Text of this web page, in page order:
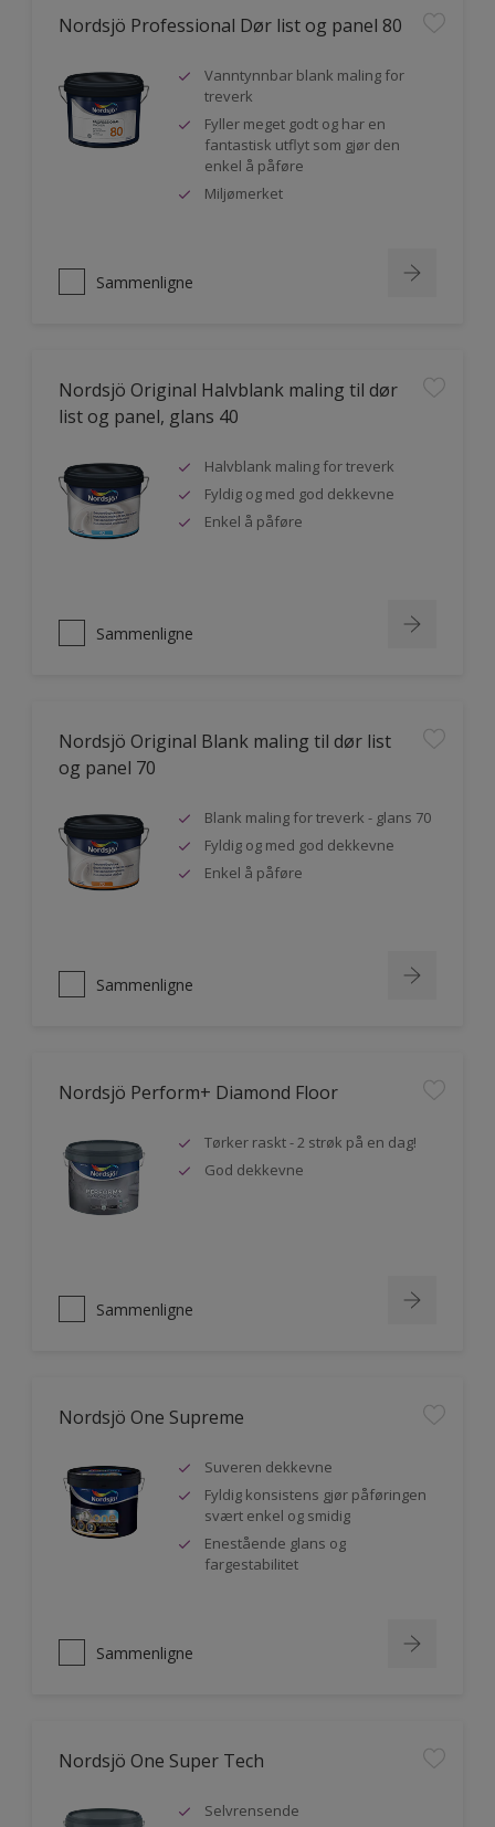
Nordsjö Professional Dør list og panel 80
Vanntynnbar blank maling for
treverk
Fyller meget godt og har en
fantastisk utflyt som gjør den
enkel å påføre
Miljømerket
Sammenligne
Nordsjö Original Halvblank maling til dør
list og panel, glans 40
Halvblank maling for treverk
Fyldig og med god dekkevne
Enkel å påføre
Sammenligne
Nordsjö Original Blank maling til dør list
og panel 70
Blank maling for treverk - glans 70
Fyldig og med god dekkevne
Enkel å påføre
Sammenligne
Nordsjö Perform+ Diamond Floor
Tørker raskt - 2 strøk på en dag!
God dekkevne
Sammenligne
Nordsjö One Supreme
Suveren dekkevne
Fyldig konsistens gjør påføringen
svært enkel og smidig
Enestående glans og
fargestabilitet
Sammenligne
Nordsjö One Super Tech
Selvrensende